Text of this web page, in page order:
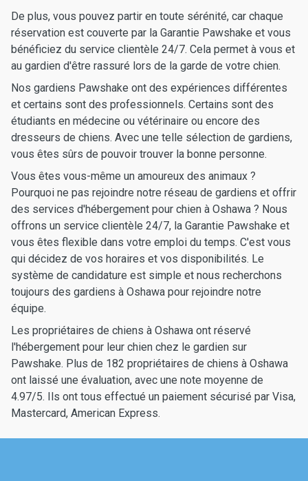
De plus, vous pouvez partir en toute sérénité, car chaque
réservation est couverte par la Garantie Pawshake et vous
bénéficiez du service clientèle 24/7. Cela permet à vous et
au gardien d'être rassuré lors de la garde de votre chien.
Nos gardiens Pawshake ont des expériences différentes
et certains sont des professionnels. Certains sont des
étudiants en médecine ou vétérinaire ou encore des
dresseurs de chiens. Avec une telle sélection de gardiens,
vous êtes sûrs de pouvoir trouver la bonne personne.
Vous êtes vous-même un amoureux des animaux ?
Pourquoi ne pas rejoindre notre réseau de gardiens et offrir
des services d'hébergement pour chien à Oshawa ? Nous
offrons un service clientèle 24/7, la Garantie Pawshake et
vous êtes flexible dans votre emploi du temps. C'est vous
qui décidez de vos horaires et vos disponibilités. Le
système de candidature est simple et nous recherchons
toujours des gardiens à Oshawa pour rejoindre notre
équipe.
Les propriétaires de chiens à Oshawa ont réservé
l'hébergement pour leur chien chez le gardien sur
Pawshake. Plus de 182 propriétaires de chiens à Oshawa
ont laissé une évaluation, avec une note moyenne de
4.97/5. Ils ont tous effectué un paiement sécurisé par Visa,
Mastercard, American Express.